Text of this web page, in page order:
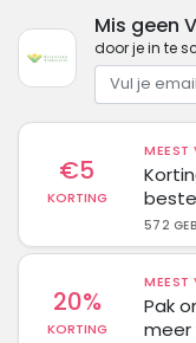
Mis geen
door je in te
€5
KORTING
MEEST
572
20%
KORTING
MEEST
Pak
meer